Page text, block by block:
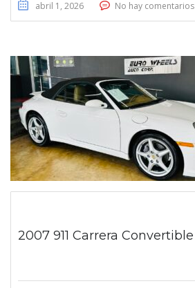
abril 1, 2026 No hay comentarios
2007 911 Carrera Convertible